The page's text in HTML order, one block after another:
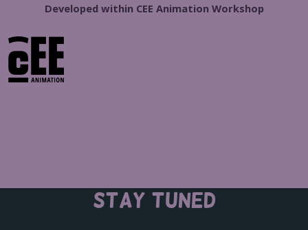
Developed within CEE Animation Workshop
STAY TUNED